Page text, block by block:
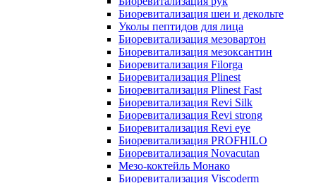
Биоревитализация шеи и декольте
Уколы пептидов для лица
Биоревитализация мезовартон
Биоревитализация мезоксантин
Биоревитализация Filorga
Биоревитализация Plinest
Биоревитализация Plinest Fast
Биоревитализация Revi Silk
Биоревитализация Revi strong
Биоревитализация Revi eye
Биоревитализация PROFHILO
Биоревитализация Novacutan
Мезо-коктейль Монако
Биоревитализация Viscoderm